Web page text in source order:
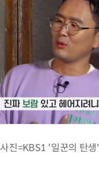
사진=KBS1 '일꾼의 탄생'